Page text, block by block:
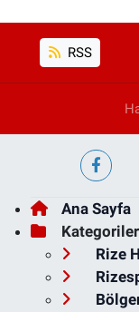
RSS
Ana Sayfa
Kategoriler
Rize